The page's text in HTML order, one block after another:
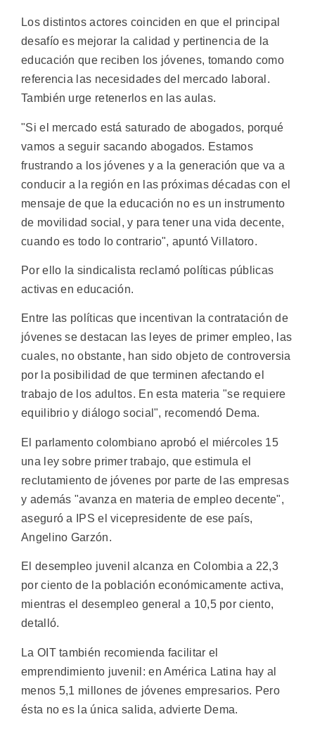
Los distintos actores coinciden en que el principal
desafío es mejorar la calidad y pertinencia de la
educación que reciben los jóvenes, tomando como
referencia las necesidades del mercado laboral.
También urge retenerlos en las aulas.
"Si el mercado está saturado de abogados, porqué
vamos a seguir sacando abogados. Estamos
frustrando a los jóvenes y a la generación que va a
conducir a la región en las próximas décadas con el
mensaje de que la educación no es un instrumento
de movilidad social, y para tener una vida decente,
cuando es todo lo contrario", apuntó Villatoro.
Por ello la sindicalista reclamó políticas públicas
activas en educación.
Entre las políticas que incentivan la contratación de
jóvenes se destacan las leyes de primer empleo, las
cuales, no obstante, han sido objeto de controversia
por la posibilidad de que terminen afectando el
trabajo de los adultos. En esta materia "se requiere
equilibrio y diálogo social", recomendó Dema.
El parlamento colombiano aprobó el miércoles 15
una ley sobre primer trabajo, que estimula el
reclutamiento de jóvenes por parte de las empresas
y además "avanza en materia de empleo decente",
aseguró a IPS el vicepresidente de ese país,
Angelino Garzón.
El desempleo juvenil alcanza en Colombia a 22,3
por ciento de la población económicamente activa,
mientras el desempleo general a 10,5 por ciento,
detalló.
La OIT también recomienda facilitar el
emprendimiento juvenil: en América Latina hay al
menos 5,1 millones de jóvenes empresarios. Pero
ésta no es la única salida, advierte Dema.